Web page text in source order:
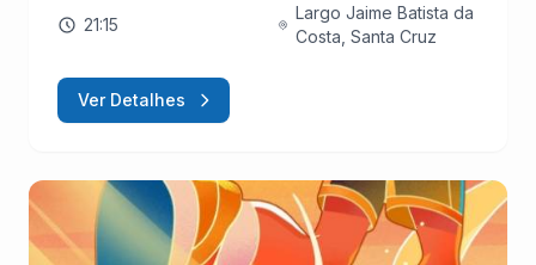
21:15
Largo Jaime Batista da
Costa, Santa Cruz
Ver Detalhes